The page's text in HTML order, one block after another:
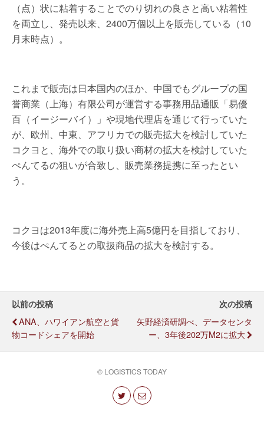
（点）状に粘着することでのり切れの良さと高い粘着性
を両立し、発売以来、2400万個以上を販売している（10
月末時点）。
これまで販売は日本国内のほか、中国でもグループの国
誉商業（上海）有限公司が運営する事務用品通販「易優
百（イージーバイ）」や現地代理店を通じて行っていた
が、欧州、中東、アフリカでの販売拡大を検討していた
コクヨと、海外での取り扱い商材の拡大を検討していた
ぺんてるの狙いが合致し、販売業務提携に至ったとい
う。
コクヨは2013年度に海外売上高5億円を目指しており、
今後はぺんてるとの取扱商品の拡大を検討する。
以前の投稿
ANA、ハワイアン航空と貨
物コードシェアを開始
次の投稿
矢野経済研調べ、データセンタ
ー、3年後202万m2に拡大
© LOGISTICS TODAY